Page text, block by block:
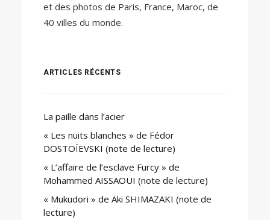
et des photos de Paris, France, Maroc, de
40 villes du monde.
ARTICLES RÉCENTS
La paille dans l’acier
« Les nuits blanches » de Fédor
DOSTOÏEVSKI (note de lecture)
« L’affaire de l’esclave Furcy » de
Mohammed AISSAOUI (note de lecture)
« Mukudori » de Aki SHIMAZAKI (note de
lecture)